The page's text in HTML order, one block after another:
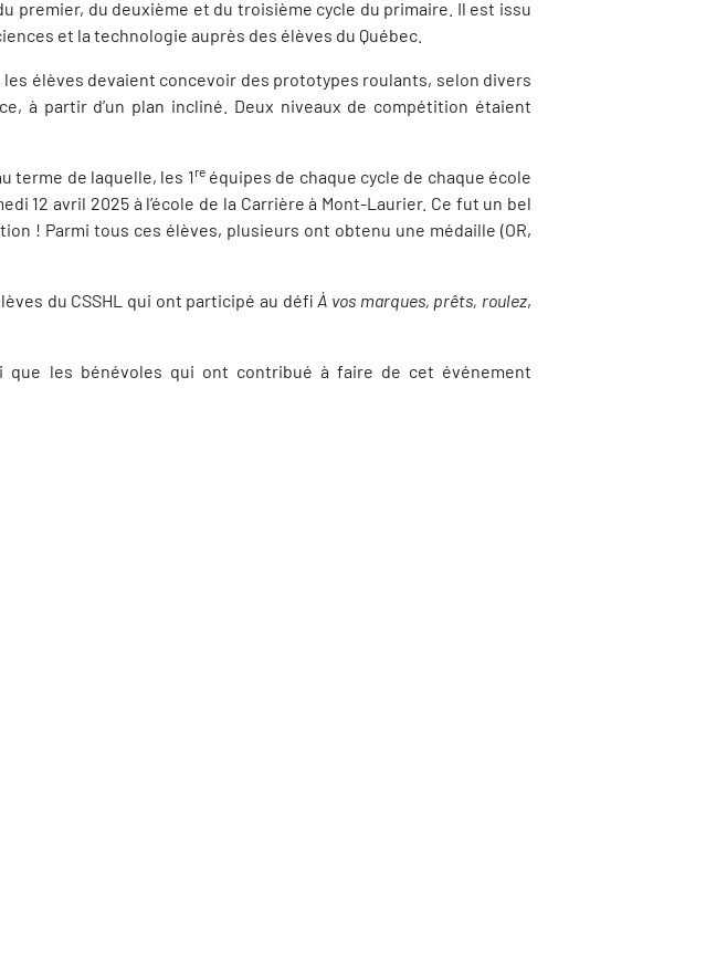
premier, du deuxième et du troisième cycle du primaire. Il est issu
et la technologie auprès des élèves du Québec.
élèves devaient concevoir des prototypes roulants, selon divers
à partir d’un plan incliné. Deux niveaux de compétition étaient
terme de laquelle, les 1reéquipes de chaque cycle de chaque école
12 avril 2025 à l’école de la Carrière à Mont-Laurier. Ce fut un bel
! Parmi tous ces élèves, plusieurs ont obtenu une médaille (OR,
du CSSHL qui ont participé au défiÀ vos marques, prêts, roulez,
que les bénévoles qui ont contribué à faire de cet événement